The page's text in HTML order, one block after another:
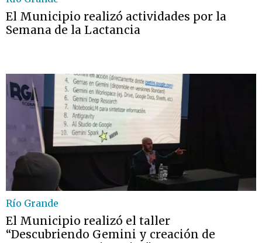
El Municipio realizó actividades por la
Semana de la Lactancia
Río Grande
El Municipio realizó el taller
“Descubriendo Gemini y creación de